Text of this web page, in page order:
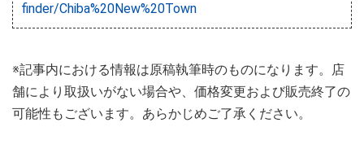
finder/Chiba%20New%20Town
※記事内における情報は原稿執筆時のものになります。店
舗により取扱いがない場合や、価格変更および販売終了の
可能性もございます。あらかじめご了承ください。